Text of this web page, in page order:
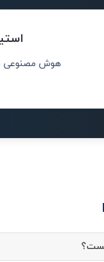
به هوش مصنوعی